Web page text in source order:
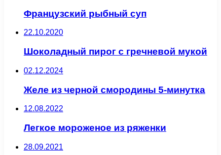
Французский рыбный суп
22.10.2020
Шоколадный пирог с гречневой мукой
02.12.2024
Желе из черной смородины 5-минутка
12.08.2022
Легкое мороженое из ряженки
28.09.2021